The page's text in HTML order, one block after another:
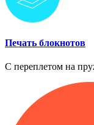
Печать блокнотов
С переплетом на